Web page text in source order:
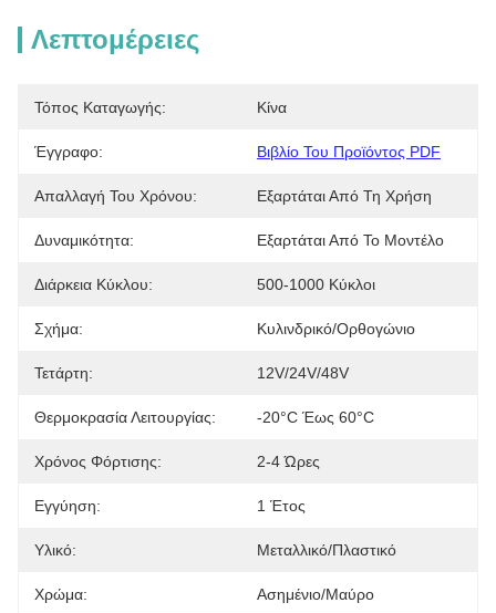
Λεπτομέρειες
Τόπος Καταγωγής: Κίνα
Έγγραφο: Βιβλίο Του Προϊόντος PDF
Απαλλαγή Του Χρόνου: Εξαρτάται Από Τη Χρήση
Δυναμικότητα: Εξαρτάται Από Το Μοντέλο
Διάρκεια Κύκλου: 500-1000 Κύκλοι
Σχήμα: Κυλινδρικό/ορθογώνιο
Τετάρτη: 12V/24V/48V
Θερμοκρασία Λειτουργίας: -20°C Έως 60°C
Χρόνος Φόρτισης: 2-4 Ώρες
Εγγύηση: 1 Έτος
Υλικό: Μεταλλικό/πλαστικό
Χρώμα: Ασημένιο/Μαύρο